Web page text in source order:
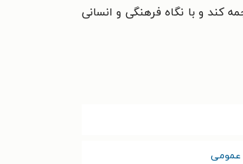
کند و با نگاه فرهنگی و انسانی
عمومی